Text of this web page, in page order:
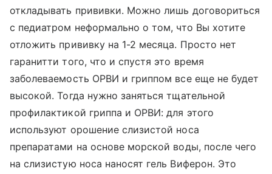
откладывать прививки. Можно лишь договориться
с педиатром неформально о том, что Вы хотите
отложить прививку на 1-2 месяца. Просто нет
гаранитти того, что и спустя это время
заболеваемость ОРВИ и гриппом все еще не будет
высокой. Тогда нужно заняться тщательной
профилактикой гриппа и ОРВИ: для этого
используют орошение слизистой носа
препаратами на основе морской воды, после чего
на слизистую носа наносят гель Виферон. Это